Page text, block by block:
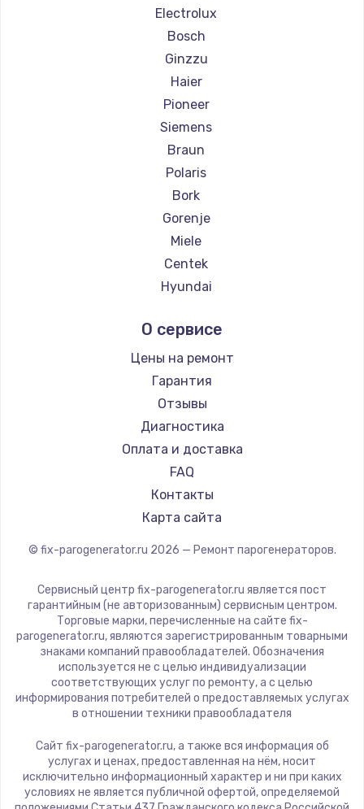
Ремонт парогенераторов Vivitek
Ремонт парогенераторов RED solution
Electrolux
Bosch
Ginzzu
Haier
Pioneer
Siemens
Braun
Polaris
Bork
Gorenje
Miele
Centek
Hyundai
DELTA
Silter
Chayka
Beko
Vivitek
RED solution
О сервисе
Цены на ремонт
Гарантия
Отзывы
Диагностика
Оплата и доставка
FAQ
Контакты
Карта сайта
© fix-parogenerator.ru 2026 — Ремонт парогенераторов.
Сервисный центр fix-parogenerator.ru является пост
гарантийным (не авторизованным) сервисным центром.
Торговые марки, перечисленные на сайте fix-
parogenerator.ru, являются зарегистрированным товарными
знаками компаний правообладателей. Обозначения
используется не с целью индивидуализации
соответствующих услуг по ремонту, а с целью
информирования потребителей о предоставляемых услугах
в отношении техники правообладателя
Сайт fix-parogenerator.ru, а также вся информация об
услугах и ценах, предоставленная на нём, носит
исключительно информационный характер и ни при каких
условиях не является публичной офертой, определяемой